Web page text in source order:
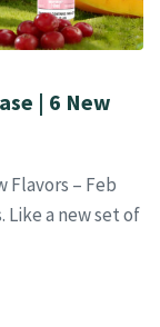
| 6 New
Flavors – Feb
Like a new set of